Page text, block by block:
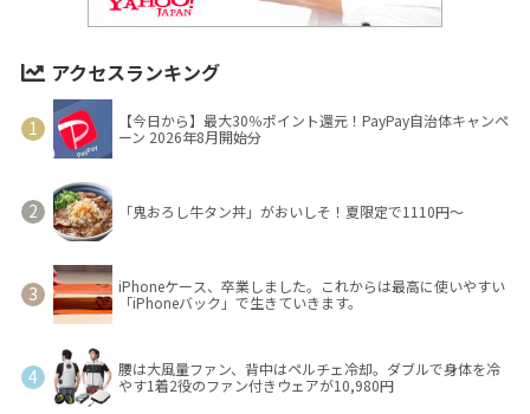
アクセスランキング
【今日から】最大30％ポイント還元！PayPay自治体キャンペ
ーン 2026年8月開始分
「鬼おろし牛タン丼」がおいしそ！夏限定で1110円～
iPhoneケース、卒業しました。これからは最高に使いやすい
「iPhoneバック」で生きていきます。
腰は大風量ファン、背中はペルチェ冷却。ダブルで身体を冷
やす1着2役のファン付きウェアが10,980円